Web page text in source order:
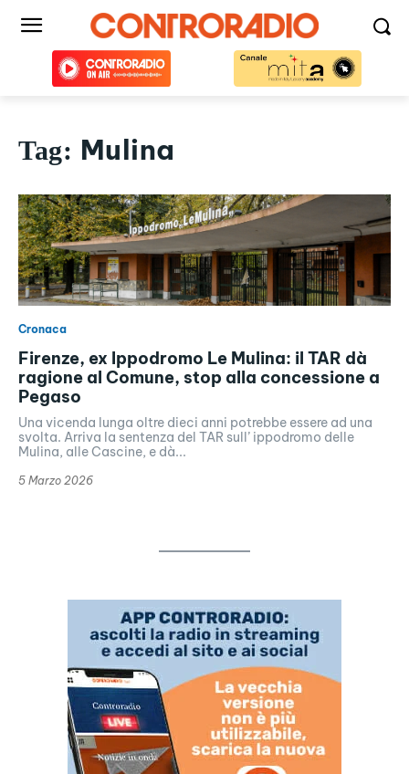
Tag: Mulina
Cronaca
Firenze, ex Ippodromo Le Mulina: il TAR dà
ragione al Comune, stop alla concessione a
Pegaso
Una vicenda lunga oltre dieci anni potrebbe essere ad una
svolta. Arriva la sentenza del TAR sull’ ippodromo delle
Mulina, alle Cascine, e dà...
5 Marzo 2026